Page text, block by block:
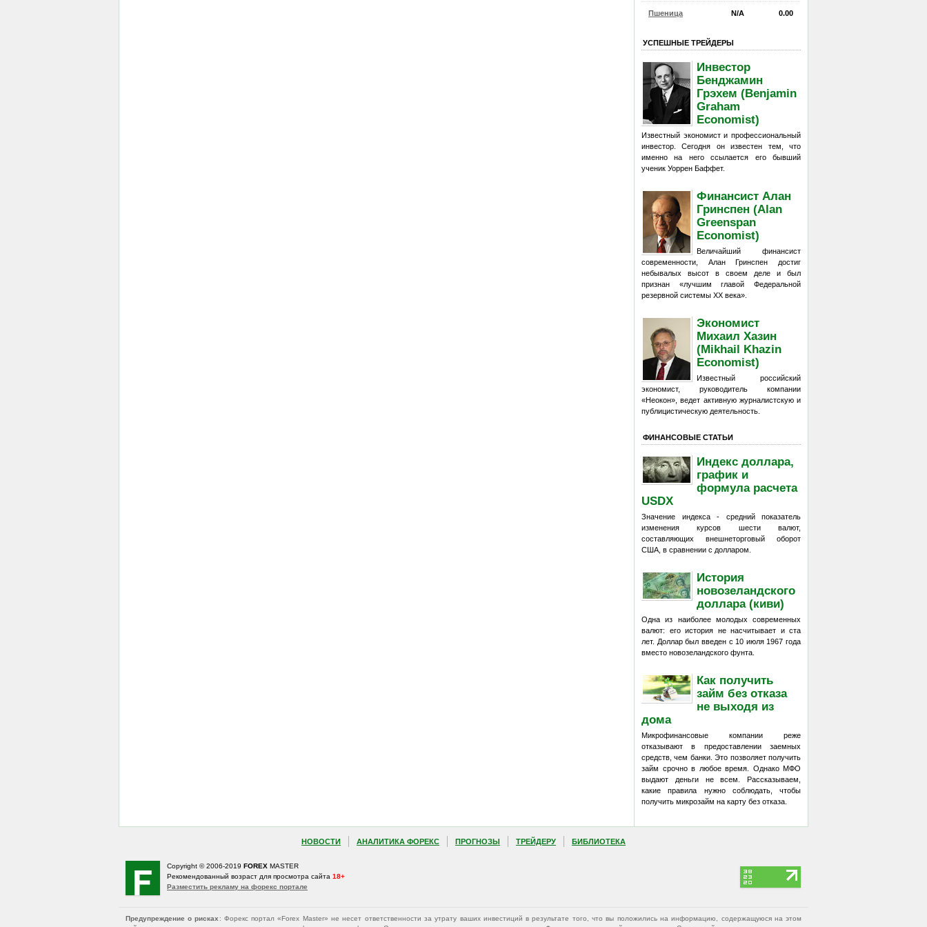
Пшеница N/A 0.00
УСПЕШНЫЕ ТРЕЙДЕРЫ
Инвестор
Бенджамин
Грэхем (Benjamin
Graham
Economist)
Известный экономист и профессиональный
инвестор. Сегодня он известен тем, что
именно на него ссылается его бывший
ученик Уоррен Баффет.
Финансист Алан
Гринспен (Alan
Greenspan
Economist)
Величайший финансист
современности, Алан Гринспен достиг
небывалых высот в своем деле и был
признан «лучшим главой Федеральной
резервной системы XX века».
Экономист
Михаил Хазин
(Mikhail Khazin
Economist)
Известный российский
экономист, руководитель компании
«Неокон», ведет активную журналистскую и
публицистическую деятельность.
ФИНАНСОВЫЕ СТАТЬИ
Индекс доллара,
график и
формула расчета
USDX
Значение индекса - средний показатель
изменения курсов шести валют,
составляющих внешнеторговый оборот
США, в сравнении с долларом.
История
новозеландского
доллара (киви)
Одна из наиболее молодых современных
валют: его история не насчитывает и ста
лет. Доллар был введен с 10 июля 1967 года
вместо новозеландского фунта.
Как получить
займ без отказа
не выходя из
дома
Микрофинансовые компании реже
отказывают в предоставлении заемных
средств, чем банки. Это позволяет получить
займ срочно в любое время. Однако МФО
выдают деньги не всем. Рассказываем,
какие правила нужно соблюдать, чтобы
получить микрозайм на карту без отказа.
НОВОСТИ АНАЛИТИКА ФОРЕКС ПРОГНОЗЫ ТРЕЙДЕРУ БИБЛИОТЕКА
Copyright © 2006-2019 FOREX MASTER
Рекомендованный возраст для просмотра сайта 18+
Разместить рекламу на форекс портале
Предупреждение о рисках : Форекс портал «Forex Master» не несет ответственности за утрату ваших инвестиций в результате того, что вы положились на информацию, содержащуюся на этом